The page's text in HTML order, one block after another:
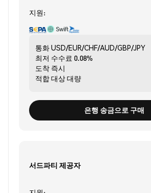
지원:
통화USD/EUR/CHF/AUD/GBP/JPY
최저 수수료 0.08%
도착 즉시
적합 대상대량
은행 송금으로 구매
서드파티 제공자